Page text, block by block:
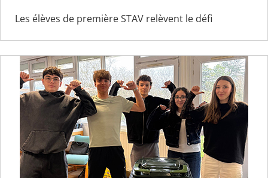
Les élèves de première STAV relèvent le défi